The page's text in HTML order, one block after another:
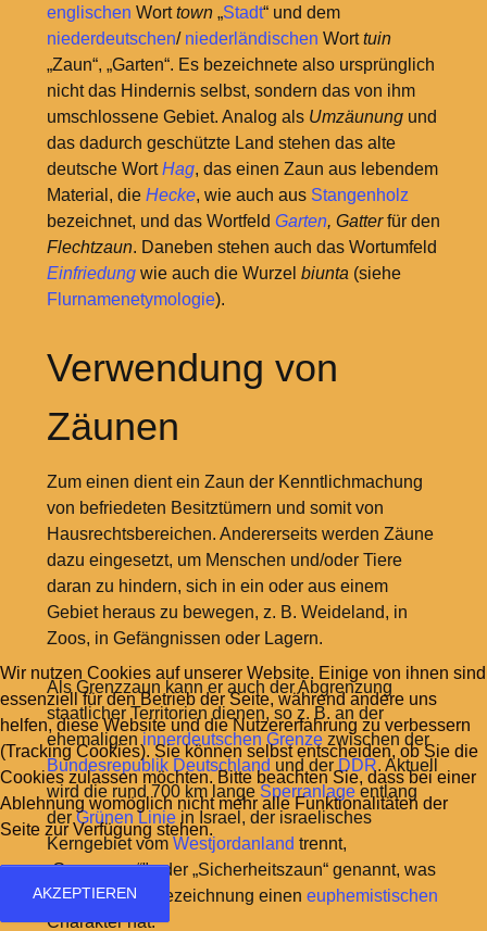
englischen Worttown„Stadt“ und dem
niederdeutschen/ niederländischen Worttuin
„Zaun“, „Garten“. Es bezeichnete also ursprünglich
nicht das Hindernis selbst, sondern das von ihm
umschlossene Gebiet. Analog als Umzäunungund
das dadurch geschützte Land stehen das alte
deutsche WortHag, das einen Zaun aus lebendem
Material, die Hecke, wie auch aus Stangenholz
bezeichnet, und das Wortfeld Garten, Gatterfür den
Flechtzaun. Daneben stehen auch das Wortumfeld
Einfriedungwie auch die Wurzel biunta (siehe
Flurnamenetymologie).
Verwendung von
Zäunen
Zum einen dient ein Zaun der Kenntlichmachung
von befriedeten Besitztümern und somit von
Hausrechtsbereichen. Andererseits werden Zäune
dazu eingesetzt, um Menschen und/oder Tiere
daran zu hindern, sich in ein oder aus einem
Gebiet heraus zu bewegen, z. B. Weideland, in
Zoos, in Gefängnissen oder Lagern.
Als Grenzzaun kann er auch der Abgrenzung
staatlicher Territorien dienen, so z. B. an der
ehemaligen innerdeutschen Grenzezwischen der
Bundesrepublik Deutschland und der DDR. Aktuell
wird die rund 700 km lange Sperranlageentlang
der Grünen Liniein Israel, der israelisches
Kerngebiet vom Westjordanland trennt,
„Grenzzaun“" oder „Sicherheitszaun“ genannt, was
als politische Bezeichnung einen euphemistischen
Charakter hat.
Wir nutzen Cookies auf unserer Website. Einige von ihnen sind
essenziell für den Betrieb der Seite, während andere uns
helfen, diese Website und die Nutzererfahrung zu verbessern
(Tracking Cookies). Sie können selbst entscheiden, ob Sie die
Cookies zulassen möchten. Bitte beachten Sie, dass bei einer
Ablehnung womöglich nicht mehr alle Funktionalitäten der
Seite zur Verfügung stehen.
AKZEPTIEREN